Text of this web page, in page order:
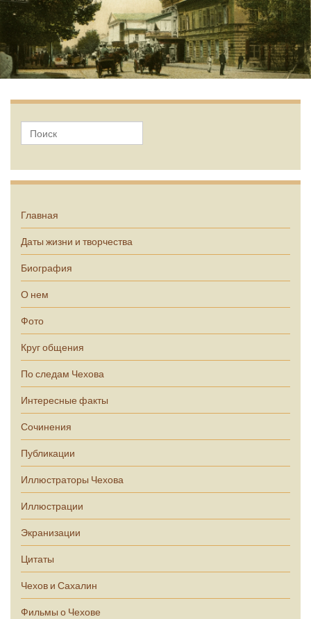
Главная
Даты жизни и творчества
Биография
О нем
Фото
Круг общения
По следам Чехова
Интересные факты
Сочинения
Публикации
Иллюстраторы Чехова
Иллюстрации
Экранизации
Цитаты
Чехов и Сахалин
Фильмы о Чехове